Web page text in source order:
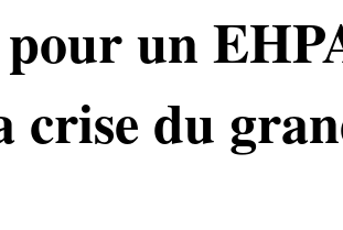
un
crise du